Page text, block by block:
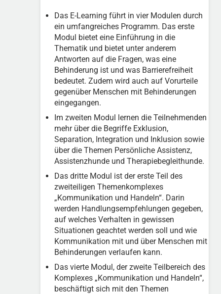
Das E-Learning führt in vier Modulen durch
ein umfangreiches Programm. Das erste
Modul bietet eine Einführung in die
Thematik und bietet unter anderem
Antworten auf die Fragen, was eine
Behinderung ist und was Barrierefreiheit
bedeutet. Zudem wird auch auf Vorurteile
gegenüber Menschen mit Behinderungen
eingegangen.
Im zweiten Modul lernen die Teilnehmenden
mehr über die Begriffe Exklusion,
Separation, Integration und Inklusion sowie
über die Themen Persönliche Assistenz,
Assistenzhunde und Therapiebegleithunde.
Das dritte Modul ist der erste Teil des
zweiteiligen Themenkomplexes
„Kommunikation und Handeln“. Darin
werden Handlungsempfehlungen gegeben,
auf welches Verhalten in gewissen
Situationen geachtet werden soll und wie
Kommunikation mit und über Menschen mit
Behinderungen verlaufen kann.
Das vierte Modul, der zweite Teilbereich des
Komplexes „Kommunikation und Handeln“,
beschäftigt sich mit den Themen